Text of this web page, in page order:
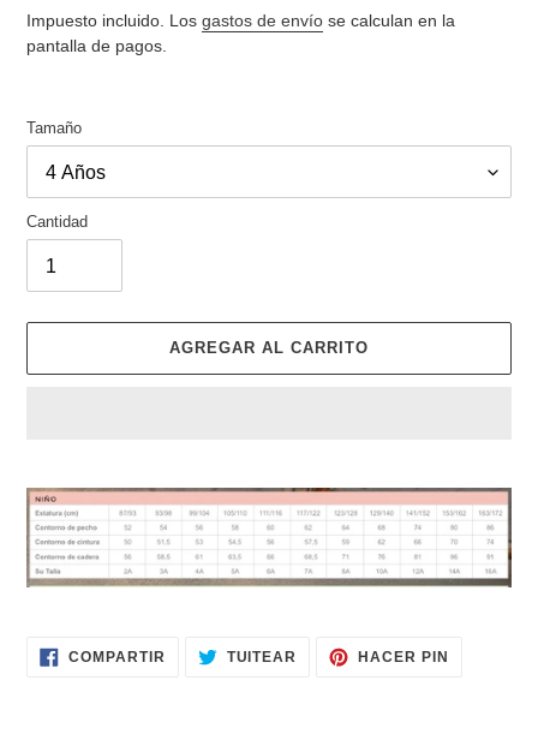
de
venta
habitual
Impuesto incluido. Los gastos de envío se calculan en la
pantalla de pagos.
Tamaño
Cantidad
AGREGAR AL CARRITO
el
producto
a
tu
carrito
COMPARTIR COMPARTIRTUITEAR TUITEARHACER PIN